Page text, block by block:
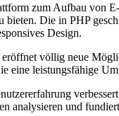
zum Aufbau von
Die in PHP
Design.
völlig neue
leistungsfähige
analysieren und